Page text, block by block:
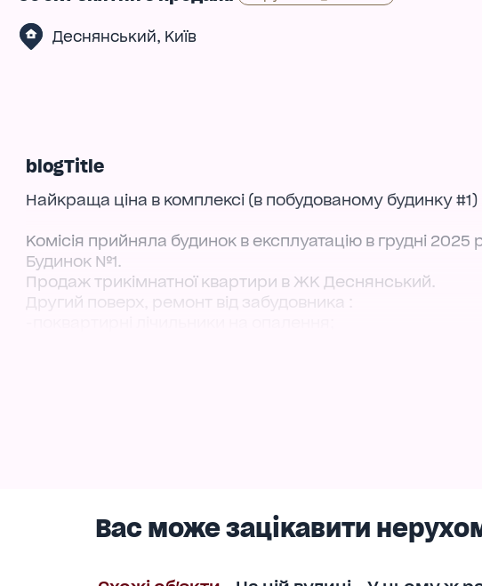
Деснянський, Київ
blogTitle
Найкраща ціна в комплексі (в побудованому будинку #1)
Комісія прийняла будинок в експлуатацію в грудні 2025
Будинок №1.
Продаж трикімнатної квартири в ЖК Деснянський.
Другий поверх, ремонт від забудовника :
Дитячі і спортивні майданкики у дворі, доглянута
Вас може зацікавити